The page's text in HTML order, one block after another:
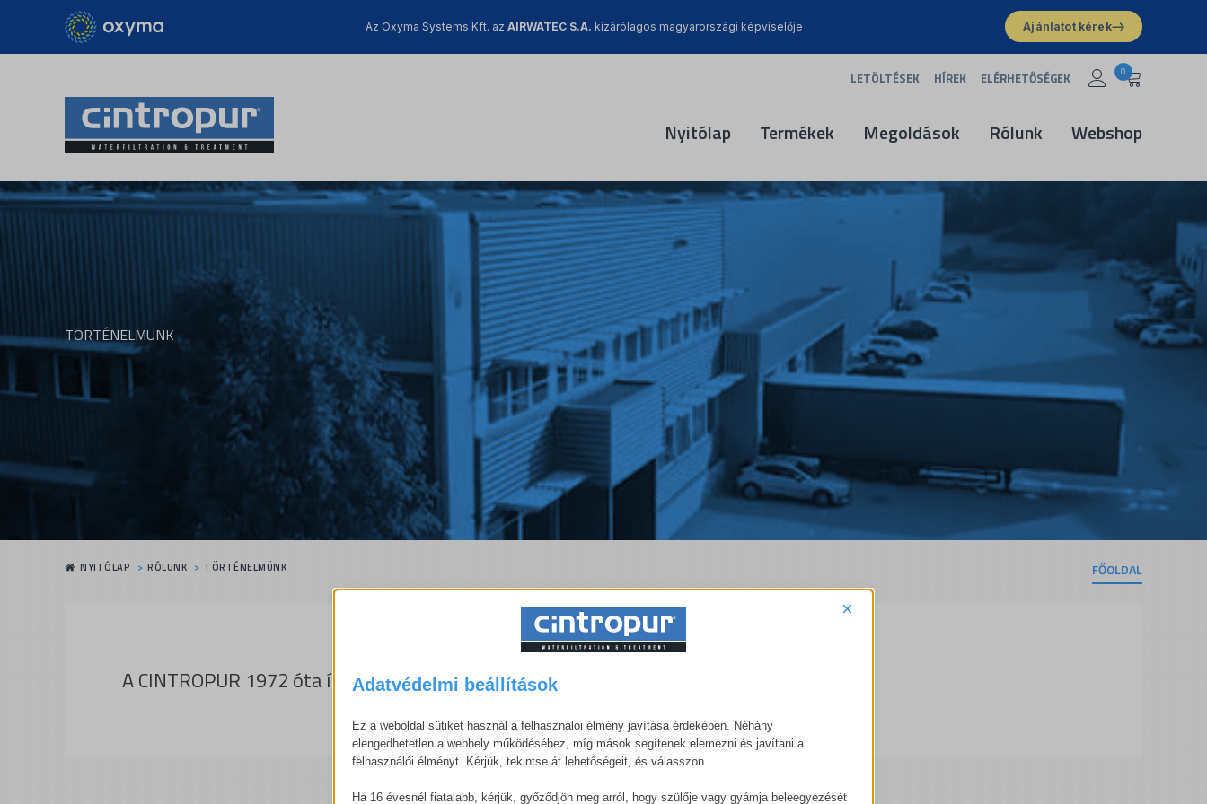
Az Oxyma Systems Kft. az AIRWATEC S.A. kizárólagos magyarországi képviselője Ajánlatot kérek
LETÖLTÉSEK HÍREK ELÉRHETŐSÉGEK 0
Nyitólap Termékek Megoldások Rólunk Webshop
TÖRTÉNELMÜNK
NYITÓLAP RÓLUNK TÖRTÉNELMÜNK FŐOLDAL
A CINTROPUR 1972 óta írja a vízszűrés történetét.
Adatvédelmi beállítások
×
Ez a weboldal sütiket használ a felhasználói élmény javítása érdekében. Néhány
elengedhetetlen a webhely működéséhez, míg mások segítenek elemezni és javítani a
felhasználói élményt. Kérjük, tekintse át lehetőségeit, és válasszon.
Ha 16 évesnél fiatalabb, kérjük, győződjön meg arról, hogy szülője vagy gyámja beleegyezését